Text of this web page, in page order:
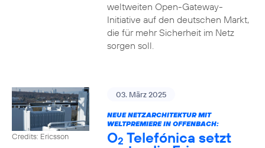
weltweiten Open-Gateway-
Initiative auf den deutschen Markt,
die für mehr Sicherheit im Netz
sorgen soll.
Credits: Ericsson
03. März 2025
NEUE NETZARCHITEKTUR MIT
WELTPREMIERE IN OFFENBACH:
O2 Telefónica setzt